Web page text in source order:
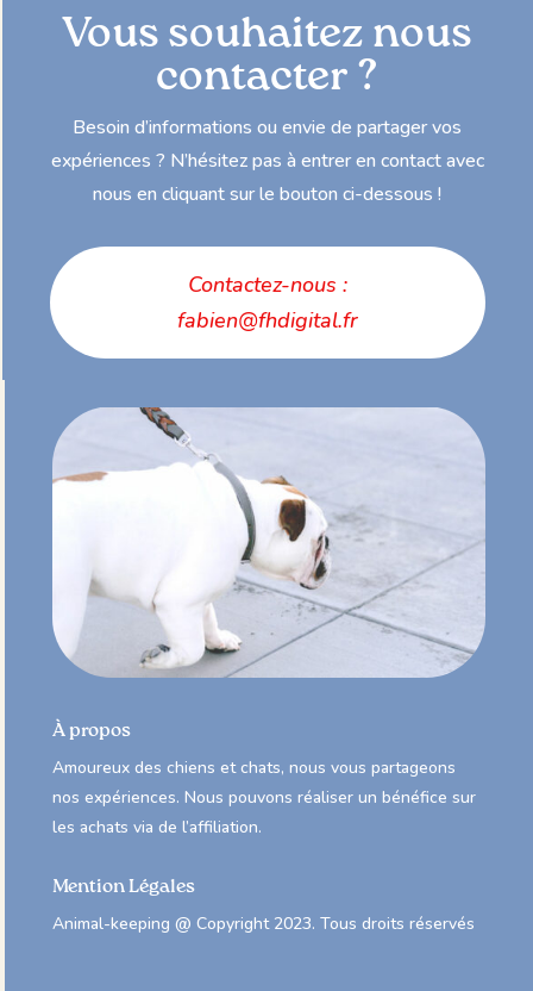
Vous souhaitez nous
contacter ?
Besoin d’informations ou envie de partager vos
expériences ? N’hésitez pas à entrer en contact avec
nous en cliquant sur le bouton ci-dessous !
Contactez-nous :
fabien@fhdigital.fr
À propos
Amoureux des chiens et chats, nous vous partageons
nos expériences. Nous pouvons réaliser un bénéfice sur
les achats via de l’affiliation.
Mention Légales
Animal-keeping @ Copyright 2023. Tous droits réservés